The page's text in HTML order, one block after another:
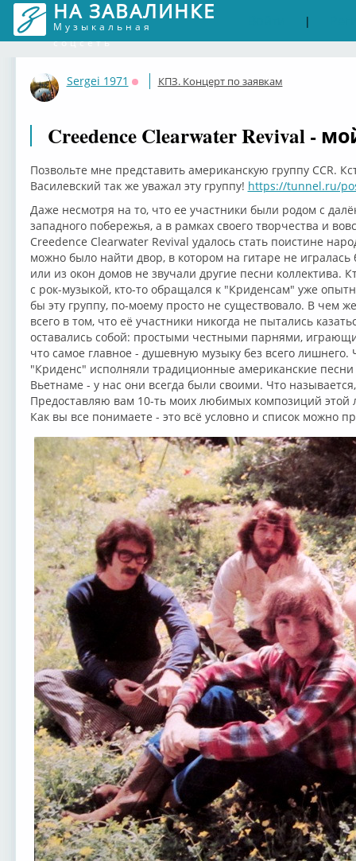
НА ЗАВАЛИНКЕ
Музыкальная
соцсеть
|
Sergei 1971
Оффлайн
КПЗ. Концерт по заявкам
Creedence Clearwater Revival -
Позвольте мне представить американскую группу CCR.
Василевский так же уважал эту группу! https://tunnel.ru/
Даже несмотря на то, что ее участники были родом с
западного побережья, а в рамках своего творчества и
Creedence Clearwater Revival удалось стать поистине
можно было найти двор, в котором на гитаре не игралась
или из окон домов не звучали другие песни коллектива.
с рок-музыкой, кто-то обращался к "Криденсам" уже
бы эту группу, по-моему просто не существовало. В чем
всего в том, что её участники никогда не пытались
оставались собой: простыми честными парнями,
что самое главное - душевную музыку без всего лишнего.
"Криденс" исполняли традиционные американские
Вьетнаме - у нас они всегда были своими. Что
Предоставляю вам 10-ть моих любимых композиций этой
Как вы все понимаете - это всё условно и список можно